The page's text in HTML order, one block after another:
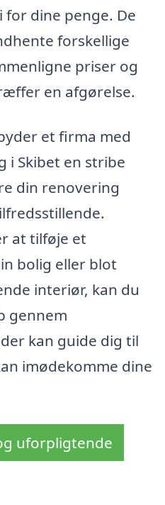
dine penge. De
forskellige
priser og
en afgørelse.
et firma med
i Skibet en stribe
din renovering
at tilføje et
bolig eller blot
interiør, kan du
gennem
kan guide dig til
imødekomme dine
uforpligtende